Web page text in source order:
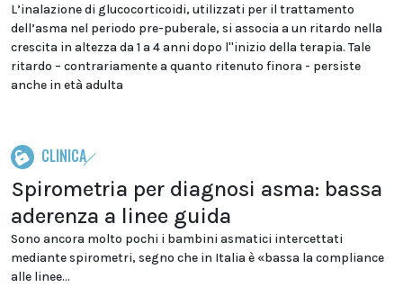
L’inalazione di glucocorticoidi, utilizzati per il trattamento
dell’asma nel periodo pre-puberale, si associa a un ritardo nella
crescita in altezza da 1 a 4 anni dopo l''inizio della terapia. Tale
ritardo – contrariamente a quanto ritenuto finora - persiste
anche in età adulta
CLINICA
Spirometria per diagnosi asma: bassa
aderenza a linee guida
Sono ancora molto pochi i bambini asmatici intercettati
mediante spirometri, segno che in Italia è «bassa la compliance
alle linee...